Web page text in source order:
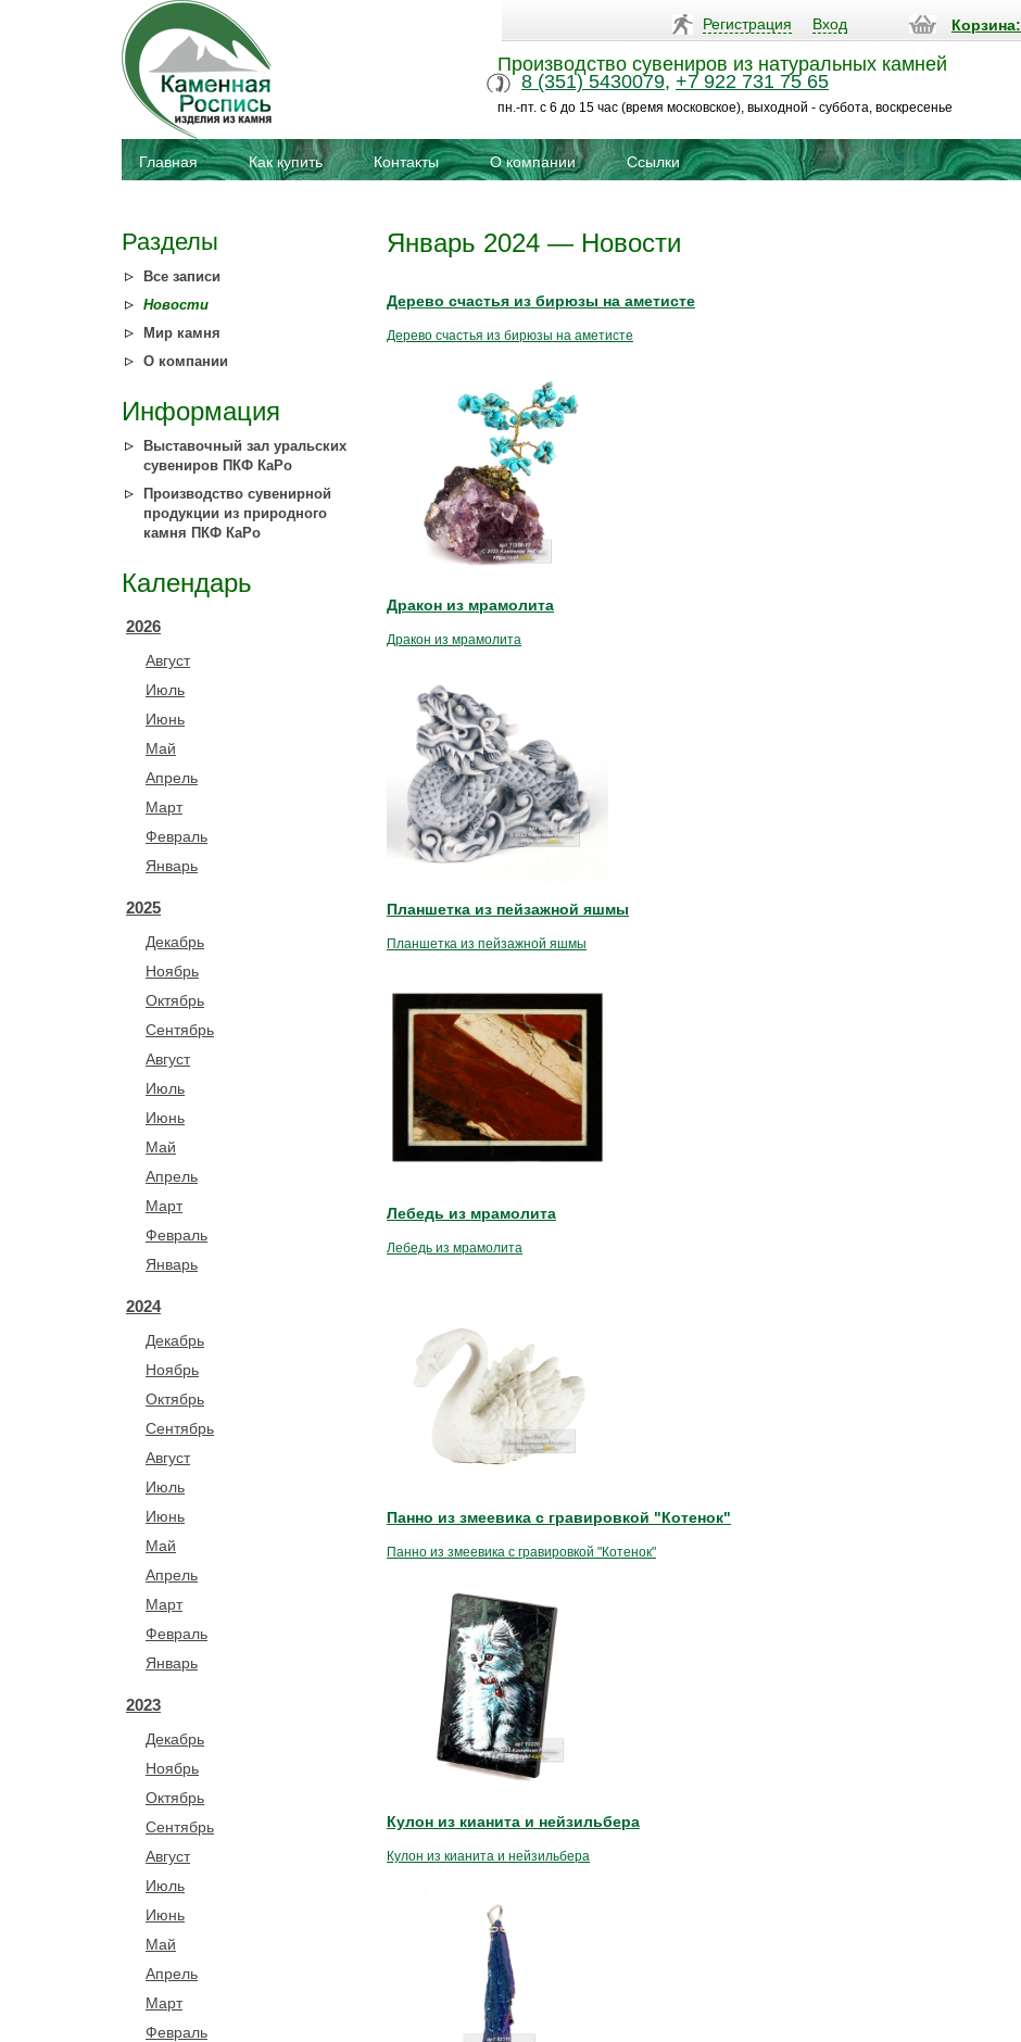
Регистрация Вход Корзина:
Производство сувениров из натуральных камней
8 (351) 5430079, +7 922 731 75 65
пн.-пт. с 6 до 15 час (время московское), выходной - суббота, воскресенье
Главная Как купить Контакты О компании Ссылки
Разделы
Все записи
Новости
Мир камня
О компании
Информация
Выставочный зал уральских
сувениров ПКФ КаРо
Производство сувенирной
продукции из природного
камня ПКФ КаРо
Календарь
2026
Август
Июль
Июнь
Май
Апрель
Март
Февраль
Январь
2025
Декабрь
Ноябрь
Октябрь
Сентябрь
Август
Июль
Июнь
Май
Апрель
Март
Февраль
Январь
2024
Декабрь
Ноябрь
Октябрь
Сентябрь
Август
Июль
Июнь
Май
Апрель
Март
Февраль
Январь
2023
Декабрь
Ноябрь
Октябрь
Сентябрь
Август
Июль
Июнь
Май
Апрель
Март
Февраль
Январь 2024 — Новости
Дерево счастья из бирюзы на аметисте
Дерево счастья из бирюзы на аметисте
Дракон из мрамолита
Дракон из мрамолита
Планшетка из пейзажной яшмы
Планшетка из пейзажной яшмы
Лебедь из мрамолита
Лебедь из мрамолита
Панно из змеевика с гравировкой "Котенок"
Панно из змеевика с гравировкой "Котенок"
Кулон из кианита и нейзильбера
Кулон из кианита и нейзильбера